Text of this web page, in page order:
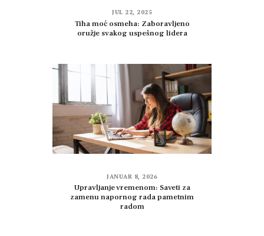
JUL 22, 2025
Tiha moć osmeha: Zaboravljeno
oružje svakog uspešnog lidera
JANUAR 8, 2026
Upravljanje vremenom: Saveti za
zamenu napornog rada pametnim
radom